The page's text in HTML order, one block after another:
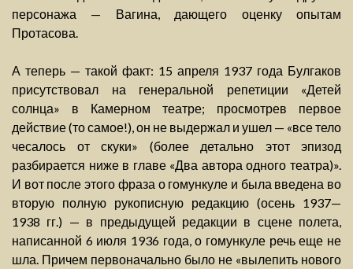
персонажа — Вагина, дающего оценку опытам
Протасова.
А теперь — такой факт: 15 апреля 1937 года Булгаков
присутствовал на генеральной репетиции «Детей
солнца» в Камерном театре; просмотрев первое
действие (то самое!), он не выдержал и ушел — «все тело
чесалось от скуки» (более детально этот эпизод
разбирается ниже в главе «Два автора одного театра)».
И вот после этого фраза о гомункуле и была введена во
вторую полную рукописную редакцию (осень 1937—
1938 гг.) — в предыдущей редакции в сцене полета,
написанной 6 июля 1936 года, о гомункуле речь еще не
шла. Причем первоначально было не «вылепить нового